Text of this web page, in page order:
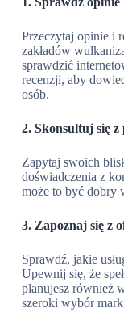
Przeczytaj opinie i
zakładów
sprawdzić
recenzji, aby
osób.
2. Skonsultuj się
Zapytaj swoich
doświadczenia z
może to być dobry
3. Zapoznaj się z
Sprawdź, jakie
Upewnij się, że
planujesz również
szeroki wybór